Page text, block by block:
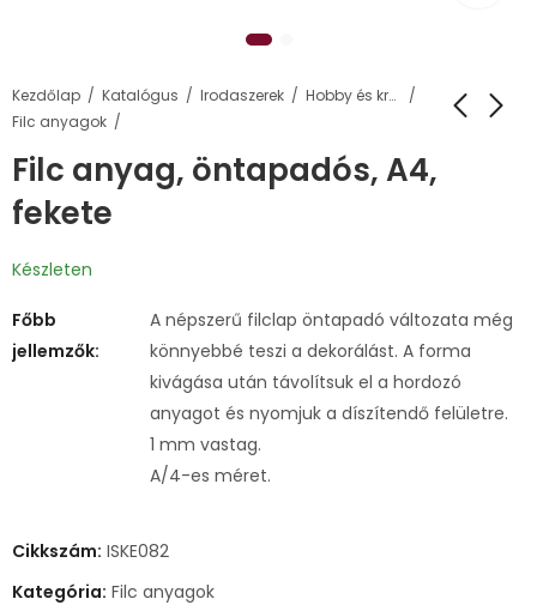
Kezdőlap Katalógus Irodaszerek
Hobby és kreatív termékek
Filc anyagok
Filc anyag, öntapadós, A4,
fekete
Készleten
Főbb
jellemzők:
A népszerű filclap öntapadó változata még
könnyebbé teszi a dekorálást. A forma
kivágása után távolítsuk el a hordozó
anyagot és nyomjuk a díszítendő felületre.
1 mm vastag.
A/4-es méret.
Cikkszám: ISKE082
Kategória: Filc anyagok